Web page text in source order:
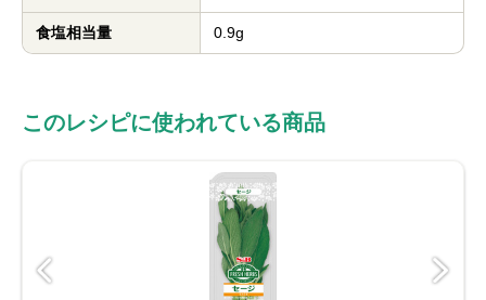
食塩相当量 0.9g
このレシピに使われている商品